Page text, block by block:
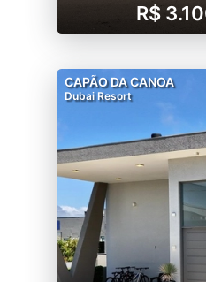
R$
CAPÃO DA CANOA
Dubai Resort